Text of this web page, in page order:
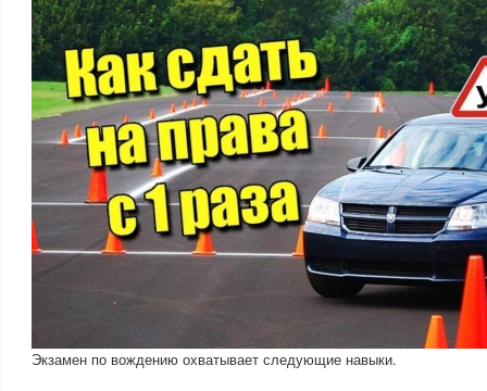
Экзамен по вождению охватывает следующие навыки.